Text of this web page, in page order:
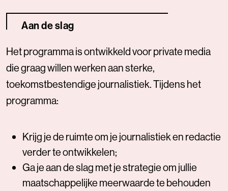
Aan de slag
Het programma is ontwikkeld voor private media
die graag willen werken aan sterke,
toekomstbestendige journalistiek. Tijdens het
programma:
Krijg je de ruimte om je journalistiek en redactie
verder te ontwikkelen;
Ga je aan de slag met je strategie om jullie
maatschappelijke meerwaarde te behouden